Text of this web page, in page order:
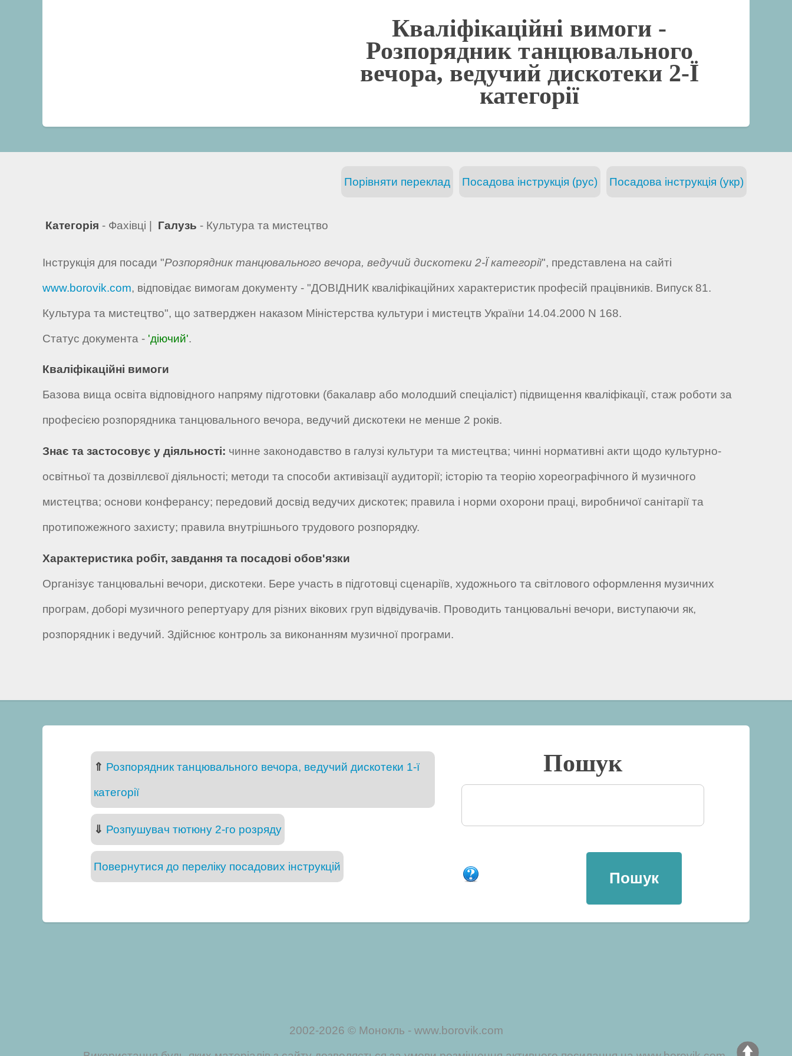
Кваліфікаційні вимоги -
Розпорядник танцювального
вечора, ведучий дискотеки 2-Ї
категорії
Посадова інструкція (укр)
Посадова інструкція (рус)
Порівняти переклад
Категорія - Фахівці | Галузь - Культура та мистецтво
Інструкція для посади "Розпорядник танцювального вечора, ведучий дискотеки 2-Ї категорії", представлена на сайті
www.borovik.com, відповідає вимогам документу - "ДОВІДНИК кваліфікаційних характеристик професій працівників. Випуск 81.
Культура та мистецтво", що затверджен наказом Міністерства культури і мистецтв України 14.04.2000 N 168.
Статус документа - 'діючий'.
Кваліфікаційні вимоги
Базова вища освіта відповідного напряму підготовки (бакалавр або молодший спеціаліст) підвищення кваліфікації, стаж роботи за
професією розпорядника танцювального вечора, ведучий дискотеки не менше 2 років.
Знає та застосовує у діяльності: чинне законодавство в галузі культури та мистецтва; чинні нормативні акти щодо культурно-
освітньої та дозвіллєвої діяльності; методи та способи активізації аудиторії; історію та теорію хореографічного й музичного
мистецтва; основи конферансу; передовий досвід ведучих дискотек; правила і норми охорони праці, виробничої санітарії та
протипожежного захисту; правила внутрішнього трудового розпорядку.
Характеристика робіт, завдання та посадові обов'язки
Організує танцювальні вечори, дискотеки. Бере участь в підготовці сценаріїв, художнього та світлового оформлення музичних
програм, доборі музичного репертуару для різних вікових груп відвідувачів. Проводить танцювальні вечори, виступаючи як,
розпорядник і ведучий. Здійснює контроль за виконанням музичної програми.
⇑ Розпорядник танцювального вечора, ведучий дискотеки 1-ї
категорії
⇓ Розпушувач тютюну 2-го розряду
Повернутися до переліку посадових інструкцій
Пошук
2002-2026 © Монокль - www.borovik.com